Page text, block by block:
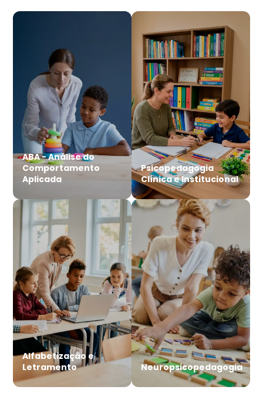
ABA - Análise do
Comportamento
Aplicada
Psicopedagogia
Clínica e Institucional
Alfabetização e
Letramento
Neuropsicopedagogia